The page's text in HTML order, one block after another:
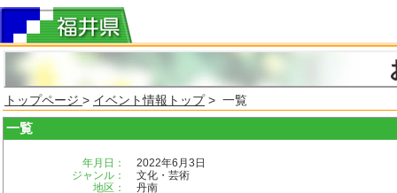
トップページ > イベント情報トップ> 一覧
一覧
年月日：
2022年6月3日
ジャンル：
文化・芸術
地区：
丹南